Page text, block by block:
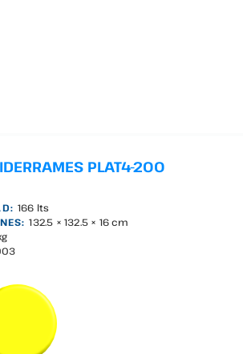
PLAT4-200
166 lts
132.5 × 132.5 × 16 cm